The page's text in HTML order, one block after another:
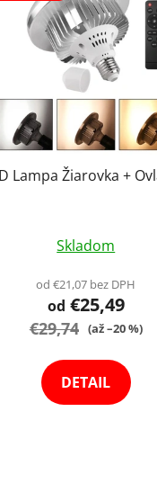
Lampa Žiarovka +
hodnotenie
produktu
je
5,0
5
hviezdičiek.
Skladom
od €21,07 bez DPH
od €25,49
€29,74 (až –20 %)
DETAIL